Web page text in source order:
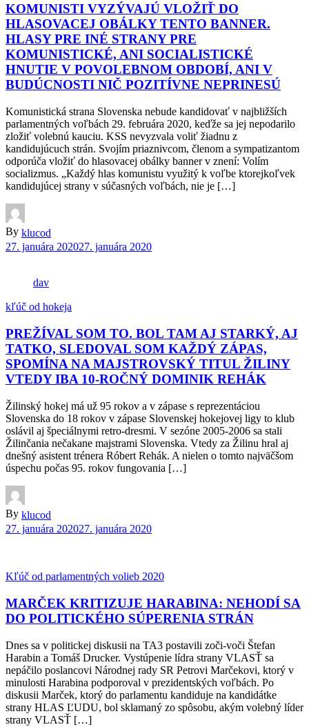
KOMUNISTI VYZÝVAJÚ VLOŽIŤ DO
HLASOVACEJ OBÁLKY TENTO BANNER.
HLASY PRE INÉ STRANY PRE
KOMUNISTICKÉ, ANI SOCIALISTICKÉ
HNUTIE V POVOLEBNOM OBDOBÍ, ANI V
BUDÚCNOSTI NIČ POZITÍVNE NEPRINESÚ
Komunistická strana Slovenska nebude kandidovať v najbližších
parlamentných voľbách 29. februára 2020, keďže sa jej nepodarilo
zložiť volebnú kauciu. KSS nevyzvala voliť žiadnu z
kandidujúcuch strán. Svojím priaznivcom, členom a sympatizantom
odporúča vložiť do hlasovacej obálky banner v znení: Volím
socializmus. „Každý hlas komunistu využitý k voľbe ktorejkoľvek
kandidujúcej strany v súčasných voľbách, nie je […]
By klucod
27. januára 202027. januára 2020
dav
kľúč od hokeja
PREŽÍVAL SOM TO. BOL TAM AJ STARKÝ, AJ
TATKO, SLEDOVAL SOM KAŽDÝ ZÁPAS,
SPOMÍNA NA MAJSTROVSKÝ TITUL ŽILINY
VTEDY IBA 10-ROČNÝ DOMINIK REHÁK
Žilinský hokej má už 95 rokov a v zápase s reprezentáciou
Slovenska do 18 rokov v zápase Slovenskej hokejovej ligy to klub
oslávil aj špeciálnymi retro-dresmi. V sezóne 2005-2006 sa stali
Žilinčania nečakane majstrami Slovenska. Vtedy za Žilinu hral aj
dnešný asistent trénera Róbert Rehák. A nielen o tomto najväčšom
úspechu počas 95. rokov fungovania […]
By klucod
27. januára 202027. januára 2020
Kľúč od parlamentných volieb 2020
MARČEK KRITIZUJE HARABINA: NEHODÍ SA
DO POLITICKÉHO SÚPERENIA STRÁN
Dnes sa v politickej diskusii na TA3 postavili zoči-voči Štefan
Harabin a Tomáš Drucker. Vystúpenie lídra strany VLASŤ sa
nepáčilo poslancovi Národnej rady SR Petrovi Marčekovi, ktorý v
minulosti Harabina podporoval v prezidentských voľbách. Po
diskusii Marček, ktorý do parlamentu kandiduje na kandidátke
strany HLAS ĽUDU, bol sklamaný zo spôsobu, akým volebný líder
strany VLASŤ […]